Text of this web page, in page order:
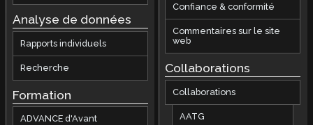
Analyse de données
Rapports individuels
Recherche
Formation
ADVANCE d'Avant
Confiance & conformité
Commentaires sur le site
web
Collaborations
Collaborations
AATG